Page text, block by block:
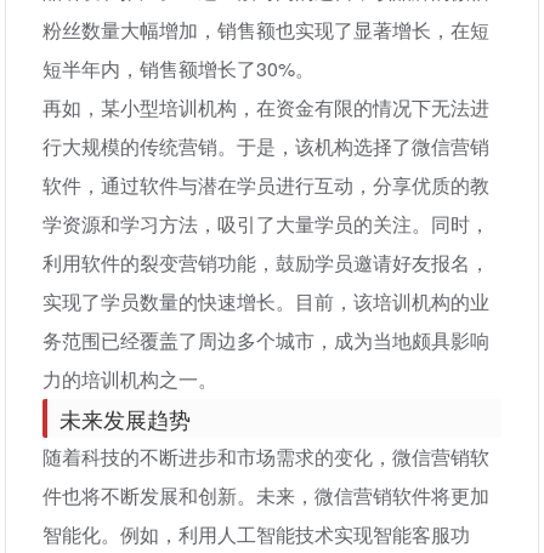
粉丝数量大幅增加，销售额也实现了显著增长，在短
短半年内，销售额增长了30%。
再如，某小型培训机构，在资金有限的情况下无法进
行大规模的传统营销。于是，该机构选择了微信营销
软件，通过软件与潜在学员进行互动，分享优质的教
学资源和学习方法，吸引了大量学员的关注。同时，
利用软件的裂变营销功能，鼓励学员邀请好友报名，
实现了学员数量的快速增长。目前，该培训机构的业
务范围已经覆盖了周边多个城市，成为当地颇具影响
力的培训机构之一。
未来发展趋势
随着科技的不断进步和市场需求的变化，微信营销软
件也将不断发展和创新。未来，微信营销软件将更加
智能化。例如，利用人工智能技术实现智能客服功